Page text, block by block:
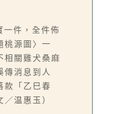
一件，全件佈
桃源圖〉一
相關雞犬桑麻
傳消息到人
款「乙巳春
温惠玉）